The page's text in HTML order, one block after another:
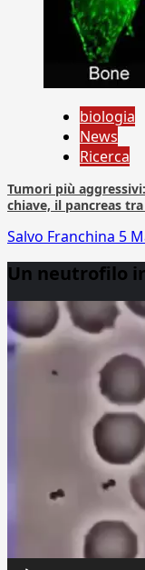
biologia
News
Ricerca
Tumori più
chiave, il pancreas
Salvo Franchina 5
Un neutrofilo
Player